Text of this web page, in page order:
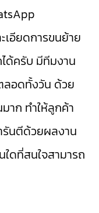
เอียดการขนย้าย
ด้ครับ มีทีมงาน
ลอดทั้งวัน ด้วย
าก ทำให้ลูกค้า
รันตีด้วยผลงาน
ดที่สนใจสามารถ